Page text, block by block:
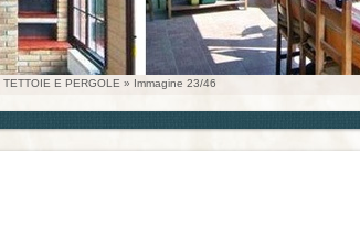
TETTOIE E PERGOLE » Immagine 23/46